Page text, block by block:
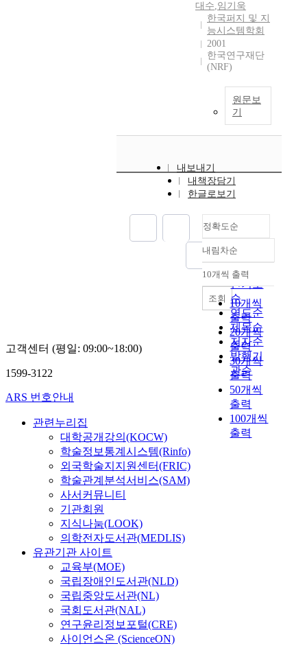
대수,임기욱
한국퍼지 및 지
능시스템학회
2001
한국연구재단
(NRF)
원문보
기
내보내기
내책장담기
한글로보기
정확도순
정확도
순
인기도
순
연도순
제목순
저자순
발행기
관순
내림차순
내림차순
10개씩 출력
10개씩
출력
20개씩
출력
30개씩
출력
50개씩
출력
100개씩
출력
조회
고객센터 (평일: 09:00~18:00)
1599-3122
ARS 번호안내
관련누리집
대학공개강의(KOCW)
학술정보통계시스템(Rinfo)
외국학술지지원센터(FRIC)
학술관계분석서비스(SAM)
사서커뮤니티
기관회원
지식나눔(LOOK)
의학전자도서관(MEDLIS)
유관기관 사이트
교육부(MOE)
국립장애인도서관(NLD)
국립중앙도서관(NL)
국회도서관(NAL)
연구윤리정보포털(CRE)
사이언스온 (ScienceON)